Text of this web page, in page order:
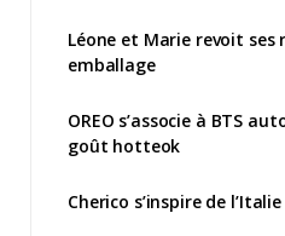
Léone et Marie revoit ses
emballage
OREO s’associe à BTS
goût hotteok
Cherico s’inspire de